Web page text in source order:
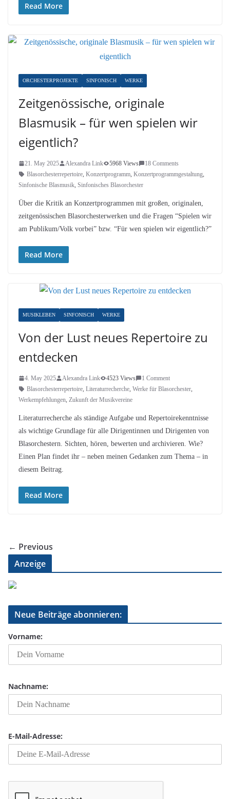
Read More
ORCHESTERPROJEKTE SINFONISCH WERKE
Zeitgenössische, originale
Blasmusik – für wen spielen wir
eigentlich?
21. May 2025 Alexandra Link 5968 Views
18 Comments
Blasorchesterrepertoire, Konzertprogramm, Konzertprogrammgestaltung,
Sinfonische Blasmusik, Sinfonisches Blasorchester
Über die Kritik an Konzertprogrammen mit großen, originalen,
zeitgenössischen Blasorchesterwerken und die Fragen “Spielen wir
am Publikum/Volk vorbei” bzw. “Für wen spielen wir eigentlich?”
Read More
MUSIKLEBEN SINFONISCH WERKE
Von der Lust neues Repertoire zu
entdecken
4. May 2025 Alexandra Link 4523 Views
1 Comment
Blasorchesterrepertoire, Literaturrecherche, Werke für Blasorchester,
Werkempfehlungen, Zukunft der Musikvereine
Literaturrecherche als ständige Aufgabe und Repertoirekenntnisse
als wichtige Grundlage für alle Dirigentinnen und Dirigenten von
Blasorchestern. Sichten, hören, bewerten und archivieren. Wie?
Einen Plan findet ihr – neben meinen Gedanken zum Thema – in
diesem Beitrag.
Read More
← Previous
Anzeige
Neue Beiträge abonnieren:
Vorname:
Nachname:
E-Mail-Adresse: